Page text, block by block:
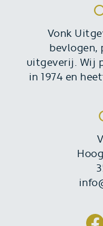
Vonk
bevlogen,
uitgeverij. Wij
in 1974 en